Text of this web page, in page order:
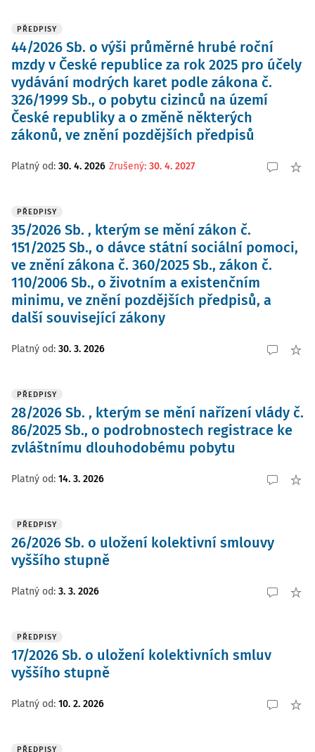
PŘEDPISY
44/2026 Sb. o výši průměrné hrubé roční
mzdy v České republice za rok 2025 pro účely
vydávání modrých karet podle zákona č.
326/1999 Sb., o pobytu cizinců na území
České republiky a o změně některých
zákonů, ve znění pozdějších předpisů
Platný od: 30. 4. 2026 Zrušený: 30. 4. 2027
PŘEDPISY
35/2026 Sb. , kterým se mění zákon č.
151/2025 Sb., o dávce státní sociální pomoci,
ve znění zákona č. 360/2025 Sb., zákon č.
110/2006 Sb., o životním a existenčním
minimu, ve znění pozdějších předpisů, a
další související zákony
Platný od: 30. 3. 2026
PŘEDPISY
28/2026 Sb. , kterým se mění nařízení vlády č.
86/2025 Sb., o podrobnostech registrace ke
zvláštnímu dlouhodobému pobytu
Platný od: 14. 3. 2026
PŘEDPISY
26/2026 Sb. o uložení kolektivní smlouvy
vyššího stupně
Platný od: 3. 3. 2026
PŘEDPISY
17/2026 Sb. o uložení kolektivních smluv
vyššího stupně
Platný od: 10. 2. 2026
PŘEDPISY